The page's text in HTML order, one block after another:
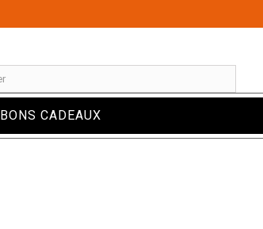
BONS CADEAUX